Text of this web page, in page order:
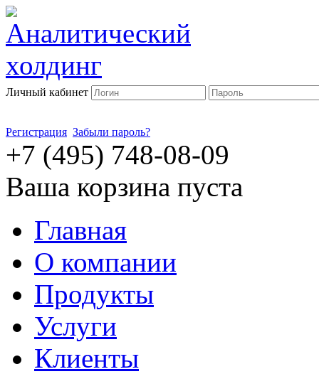
Личный кабинет
Регистрация Забыли пароль?
+7 (495) 748-08-09
Ваша корзина пуста
Главная
О компании
Продукты
Услуги
Клиенты